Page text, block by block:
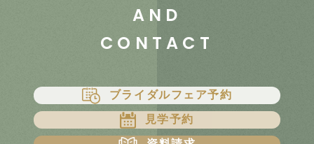
AND
CONTACT
ブライダルフェア予約
見学予約